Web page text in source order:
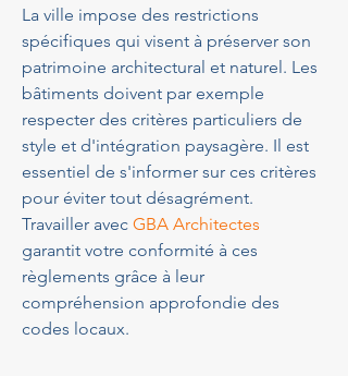
La ville impose des restrictions
spécifiques qui visent à préserver son
patrimoine architectural et naturel. Les
bâtiments doivent par exemple
respecter des critères particuliers de
style et d'intégration paysagère. Il est
essentiel de s'informer sur ces critères
pour éviter tout désagrément.
Travailler avec GBA Architectes
garantit votre conformité à ces
règlements grâce à leur
compréhension approfondie des
codes locaux.